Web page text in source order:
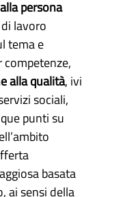
persona
lavoro
tema e
alla qualità, ivi
sociali,
punti su
basata
ai sensi della